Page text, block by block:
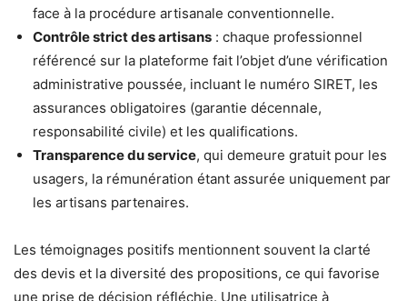
face à la procédure artisanale conventionnelle.
Contrôle strict des artisans : chaque professionnel
référencé sur la plateforme fait l’objet d’une vérification
administrative poussée, incluant le numéro SIRET, les
assurances obligatoires (garantie décennale,
responsabilité civile) et les qualifications.
Transparence du service, qui demeure gratuit pour les
usagers, la rémunération étant assurée uniquement par
les artisans partenaires.
Les témoignages positifs mentionnent souvent la clarté
des devis et la diversité des propositions, ce qui favorise
une prise de décision réfléchie. Une utilisatrice à